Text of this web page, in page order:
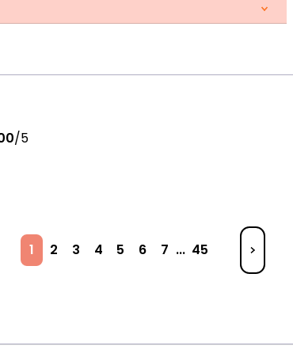
/5
1 2 3 4 5 6 7 ... 45